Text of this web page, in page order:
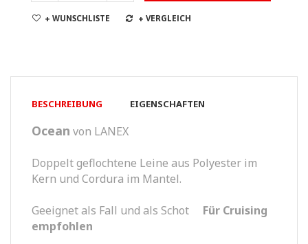
+ WUNSCHLISTE + VERGLEICH
BESCHREIBUNG EIGENSCHAFTEN
Ocean von LANEX
Doppelt geflochtene Leine aus Polyester im
Kern und Cordura im Mantel.
Geeignet als Fall und als Schot
Für Cruising
empfohlen